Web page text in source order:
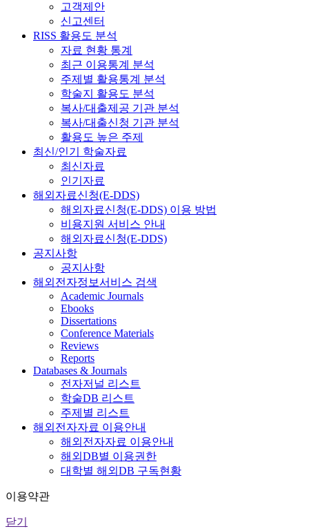
고객제안
신고센터
RISS 활용도 분석
자료 현황 통계
최근 이용통계 분석
주제별 활용통계 분석
학술지 활용도 분석
복사/대출제공 기관 분석
복사/대출신청 기관 분석
활용도 높은 주제
최신/인기 학술자료
최신자료
인기자료
해외자료신청(E-DDS)
해외자료신청(E-DDS) 이용 방법
비용지원 서비스 안내
해외자료신청(E-DDS)
공지사항
공지사항
해외전자정보서비스 검색
Academic Journals
Ebooks
Dissertations
Conference Materials
Reviews
Reports
Databases & Journals
전자저널 리스트
학술DB 리스트
주제별 리스트
해외전자자료 이용안내
해외전자자료 이용안내
해외DB별 이용권한
대학별 해외DB 구독현황
이용약관
닫기